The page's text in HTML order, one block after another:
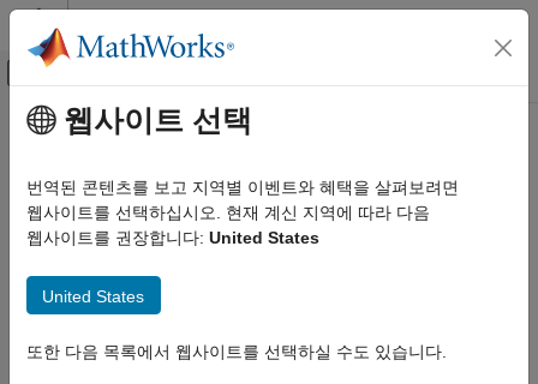
콘텐츠로 바로 가기
오프캔버스 탐색 메뉴 토글
문서 홈
주요 콘텐츠
How useful was this information?
웹사이트 선택
번역된 콘텐츠를 보고 지역별 이벤트와 혜택을 살펴보려면
웹사이트를 선택하십시오. 현재 계신 지역에 따라 다음
웹사이트를 권장합니다: United States
United States
또한 다음 목록에서 웹사이트를 선택하실 수도 있습니다.